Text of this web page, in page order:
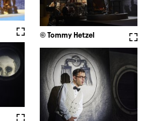
Vollbild
© Tommy Hetzel
Vollbild